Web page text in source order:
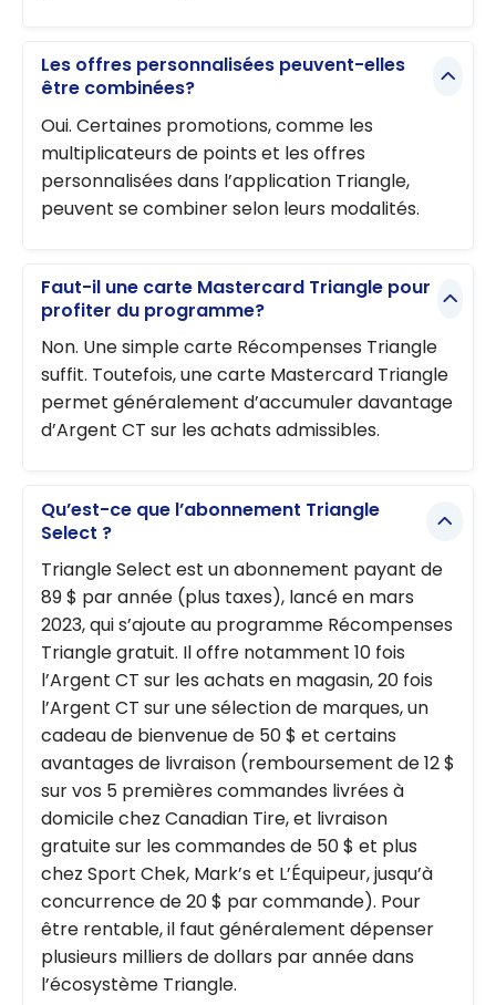
Les offres personnalisées peuvent-elles
être combinées?
Oui. Certaines promotions, comme les
multiplicateurs de points et les offres
personnalisées dans l’application Triangle,
peuvent se combiner selon leurs modalités.
Faut-il une carte Mastercard Triangle pour
profiter du programme?
Non. Une simple carte Récompenses Triangle
suffit. Toutefois, une carte Mastercard Triangle
permet généralement d’accumuler davantage
d’Argent CT sur les achats admissibles.
Qu’est-ce que l’abonnement Triangle
Select ?
Triangle Select est un abonnement payant de
89 $ par année (plus taxes), lancé en mars
2023, qui s’ajoute au programme Récompenses
Triangle gratuit. Il offre notamment 10 fois
l’Argent CT sur les achats en magasin, 20 fois
l’Argent CT sur une sélection de marques, un
cadeau de bienvenue de 50 $ et certains
avantages de livraison (remboursement de 12 $
sur vos 5 premières commandes livrées à
domicile chez Canadian Tire, et livraison
gratuite sur les commandes de 50 $ et plus
chez Sport Chek, Mark’s et L’Équipeur, jusqu’à
concurrence de 20 $ par commande). Pour
être rentable, il faut généralement dépenser
plusieurs milliers de dollars par année dans
l’écosystème Triangle.